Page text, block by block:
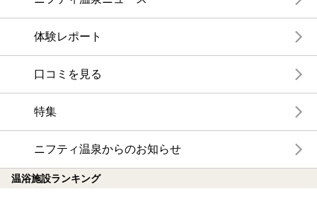
体験レポート
口コミを見る
特集
ニフティ温泉からのお知らせ
温浴施設ランキング